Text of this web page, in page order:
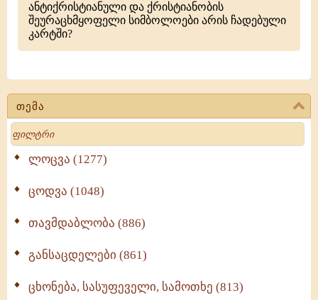
თემა
Search
ლოცვა (1277)
ცოდვა (1048)
თავმდაბლობა (886)
განსაცდელები (861)
ცხონება, სასუფეველი, სამოთხე (813)
ანტიქრისტიანული და ქრისტიანობის
შეურაცხმყოფელი სიმბოლოები არის ჩადებული
კარტში?